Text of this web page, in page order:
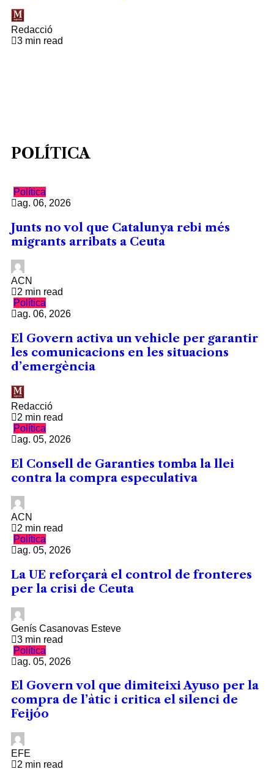
Redacció
3 min read
POLÍTICA
Política
ag. 06, 2026
Junts no vol que Catalunya rebi més
migrants arribats a Ceuta
ACN
2 min read
Política
ag. 06, 2026
El Govern activa un vehicle per garantir
les comunicacions en les situacions
d’emergència
Redacció
2 min read
Política
ag. 05, 2026
El Consell de Garanties tomba la llei
contra la compra especulativa
ACN
2 min read
Política
ag. 05, 2026
La UE reforçarà el control de fronteres
per la crisi de Ceuta
Genís Casanovas Esteve
3 min read
Política
ag. 05, 2026
El Govern vol que dimiteixi Ayuso per la
compra de l’àtic i critica el silenci de
Feijóo
EFE
2 min read